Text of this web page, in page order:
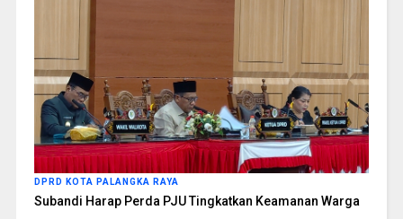
DPRD KOTA PALANGKA RAYA
Subandi Harap Perda PJU Tingkatkan Keamanan Warga